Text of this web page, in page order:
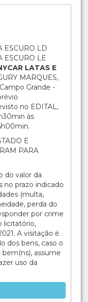
ESCURO LD
ESCURO LE
LATAS E
MARQUES,
Grande -
no EDITAL,
às
E
PARA
do valor da
no prazo indicado
(multa,
perda do
por crime
licitatório,
A visitação é
dos bens, caso o
assume
uso da